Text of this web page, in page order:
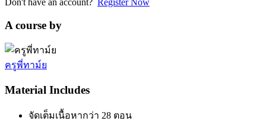
A course by
ครูพี่ทาม์ย
Material Includes
จัดเต็มเนื้อหากว่า 28 ตอน